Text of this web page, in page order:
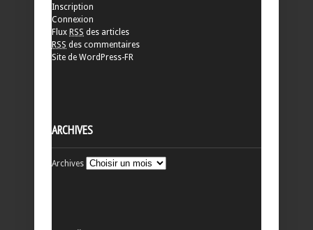
Inscription
Connexion
Flux RSS des articles
RSS des commentaires
Site de WordPress-FR
ARCHIVES
Archives